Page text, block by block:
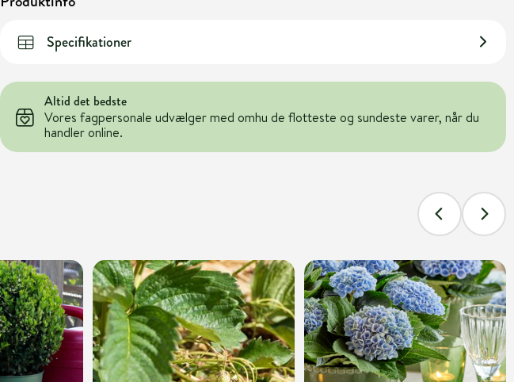
Specifikationer
Altid det bedste
Vores fagpersonale udvælger med omhu de flotteste og sundeste varer, når du
handler online.